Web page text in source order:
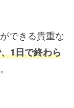
できる貴重な
1日で終わら